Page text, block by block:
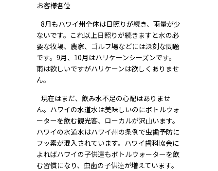
お客様各位
8月もハワイ州全体は日照りが続き、雨量が少
ないです。これ以上日照りが続きますと水の必
要な牧場、農家、ゴルフ場などには深刻な問題
です。9月、10月はハリケーンシーズンです。
雨は欲しいですがハリケーンは欲しくありませ
ん。
現在はまだ、飲み水不足の心配はありませ
ん。ハワイの水道水は美味しいのにボトルウォ
ーターを飲む観光客、ローカルが沢山います。
ハワイの水道水はハワイ州の条例で虫歯予防に
フッ素が混入されています。ハワイ歯科協会に
よればハワイの子供達もボトルウォーターを飲
む習慣になり、虫歯の子供達が増えています。